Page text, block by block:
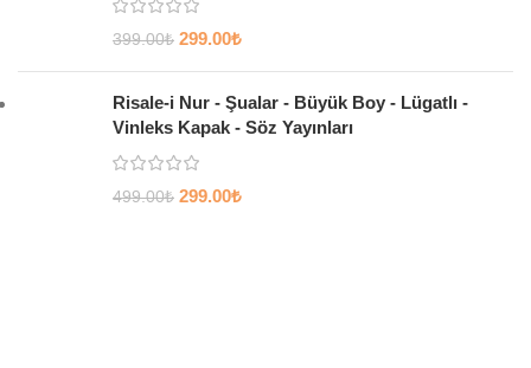
399.00₺ 299.00₺
Risale-i Nur - Şualar - Büyük Boy - Lügatlı -
Vinleks Kapak - Söz Yayınları
499.00₺ 299.00₺